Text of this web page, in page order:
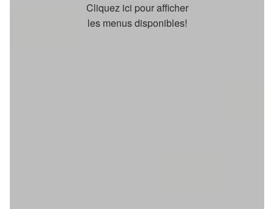
Cliquez ici pour afficher
les menus disponibles!